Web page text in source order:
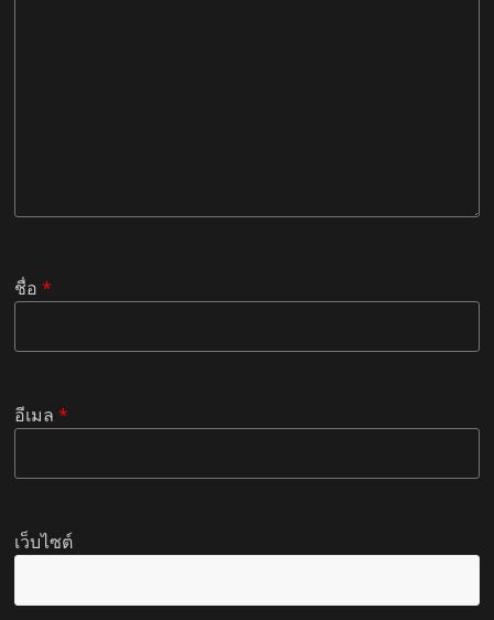
ชื่อ*
อีเมล*
เว็บไซต์